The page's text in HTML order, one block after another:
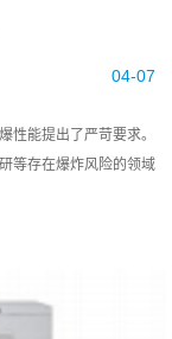
04-07
性能提出了严苛要求。
等存在爆炸风险的领域